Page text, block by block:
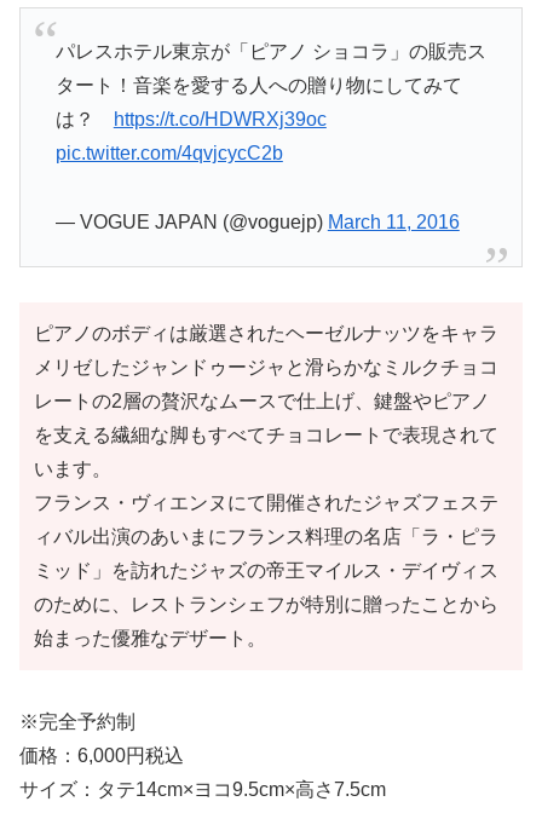
パレスホテル東京が「ピアノ ショコラ」の販売ス
タート！音楽を愛する人への贈り物にしてみて
は？
https://t.co/HDWRXj39oc
pic.twitter.com/4qvjcycC2b
— VOGUE JAPAN (@voguejp) March 11, 2016
ピアノのボディは厳選されたヘーゼルナッツをキャラ
メリゼしたジャンドゥージャと滑らかなミルクチョコ
レートの2層の贅沢なムースで仕上げ、鍵盤やピアノ
を支える繊細な脚もすべてチョコレートで表現されて
います。
フランス・ヴィエンヌにて開催されたジャズフェステ
ィバル出演のあいまにフランス料理の名店「ラ・ピラ
ミッド」を訪れたジャズの帝王マイルス・デイヴィス
のために、レストランシェフが特別に贈ったことから
始まった優雅なデザート。
※完全予約制
価格：6,000円税込
サイズ：タテ14cm×ヨコ9.5cm×高さ7.5cm